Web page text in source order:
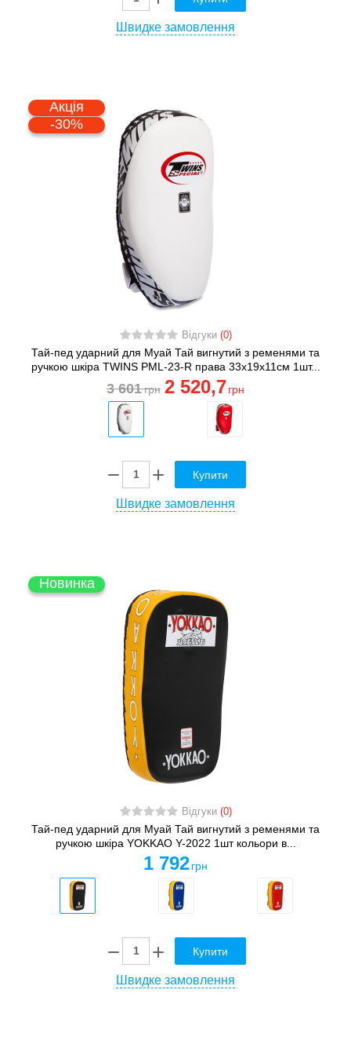
Швидке замовлення
Акція
-30%
Відгуки (0)
Тай-пед ударний для Муай Тай вигнутий з ременями та
ручкою шкіра TWINS PML-23-R права 33x19x11см 1шт...
3 601грн 2 520,7 грн
Купити
Швидке замовлення
Новинка
Відгуки (0)
Тай-пед ударний для Муай Тай вигнутий з ременями та
ручкою шкіра YOKKAO Y-2022 1шт кольори в...
1 792 грн
Купити
Швидке замовлення